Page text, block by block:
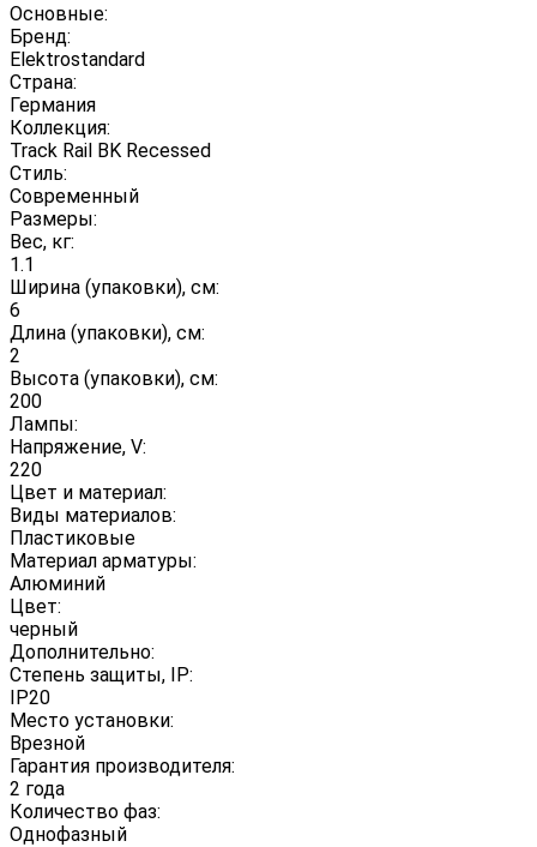
Основные:
Бренд:
Elektrostandard
Страна:
Германия
Коллекция:
Track Rail BK Recessed
Стиль:
Современный
Размеры:
Вес, кг:
1.1
Ширина (упаковки), см:
6
Длина (упаковки), см:
2
Высота (упаковки), см:
200
Лампы:
Напряжение, V:
220
Цвет и материал:
Виды материалов:
Пластиковые
Материал арматуры:
Алюминий
Цвет:
черный
Дополнительно:
Степень защиты, IP:
IP20
Место установки:
Врезной
Гарантия производителя:
2 года
Количество фаз:
Однофазный